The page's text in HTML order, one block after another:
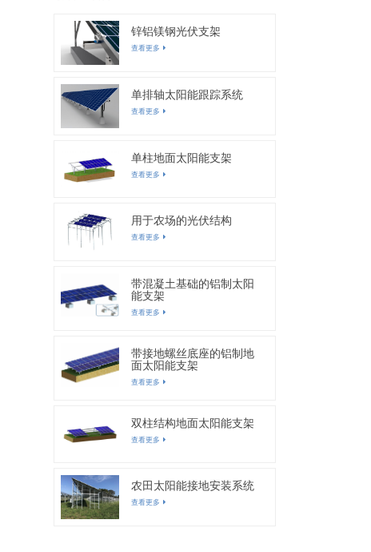
锌铝镁钢光伏支架
查看更多
单排轴太阳能跟踪系统
查看更多
单柱地面太阳能支架
查看更多
用于农场的光伏结构
查看更多
带混凝土基础的铝制太阳
能支架
查看更多
带接地螺丝底座的铝制地
面太阳能支架
查看更多
双柱结构地面太阳能支架
查看更多
农田太阳能接地安装系统
查看更多